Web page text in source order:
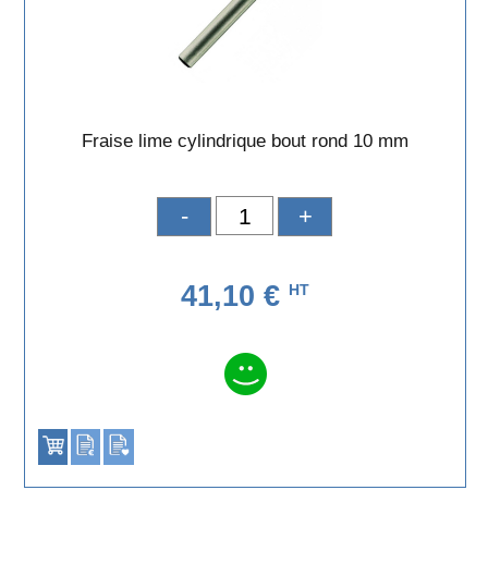
Fraise lime cylindrique bout rond 10 mm
- +
41,10 € HT